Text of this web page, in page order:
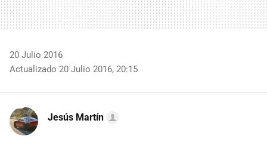
20 Julio 2016
Actualizado 20 Julio 2016, 20:15
Jesús Martín